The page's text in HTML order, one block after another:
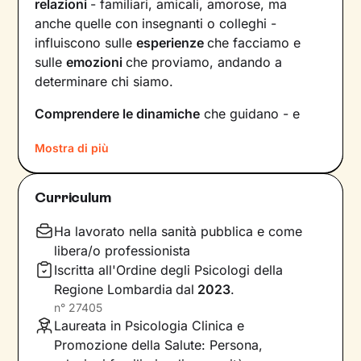
relazioni - familiari, amicali, amorose, ma
anche quelle con insegnanti o colleghi -
influiscono sulleesperienzeche facciamo e
sulleemozioniche proviamo, andando a
determinare chi siamo.
Comprendere le dinamiche che guidano - e
fondamentale per poter capire chi sei, per
vedere tutto il tuo mondo sotto una luce
diversa e dare nuovi significati a ciò che ti
Nei nostri incontri avrò cura di creare un clima
di ascolto e comprensione, così che tu possa
condividere ciò che pensi e provi in libertà
senza temere il giudizio. Insieme esploreremo i
tuoi bisogni , individueremo gli obiettivi
poni e porteremo alla lucecompetenze
Mostra di più
Curriculum
Ha lavorato nella sanità pubblica e come
libera/o professionista
Iscritta all'Ordine degli Psicologi della
Regione Lombardia dal 2023.
n° 27405
Laureata in Psicologia Clinica e
Promozione della Salute: Persona,